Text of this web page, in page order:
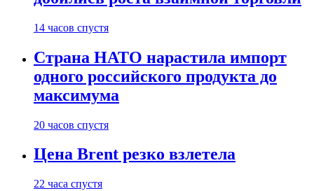
14 часов спустя
Страна НАТО нарастила импорт
одного российского продукта до
максимума
20 часов спустя
Цена Brent резко взлетела
22 часа спустя